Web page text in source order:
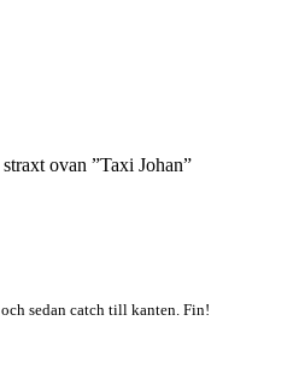
ovan ”Taxi Johan”
sedan catch till kanten. Fin!